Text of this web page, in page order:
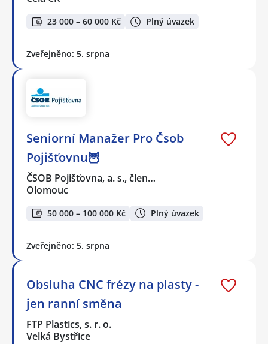
23 000 – 60 000 Kč Plný úvazek
Zveřejněno: 5. srpna
Seniorní Manažer Pro Čsob
Pojišťovnu🦉
ČSOB Pojišťovna, a. s., člen…
Olomouc
50 000 – 100 000 Kč Plný úvazek
Zveřejněno: 5. srpna
Obsluha CNC frézy na plasty -
jen ranní směna
FTP Plastics, s. r. o.
Velká Bystřice